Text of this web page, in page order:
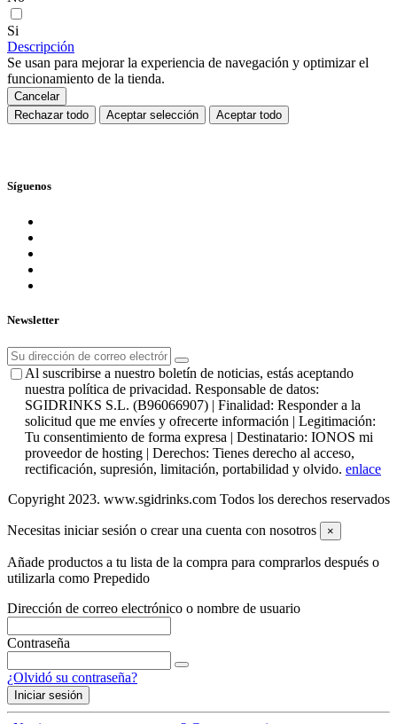
Si
Descripción
Se usan para mejorar la experiencia de navegación y optimizar el
funcionamiento de la tienda.
Cancelar
Rechazar todo
Aceptar selección Aceptar todo
Síguenos
Newsletter
Al suscribirse a nuestro boletín de noticias, estás aceptando
nuestra política de privacidad. Responsable de datos:
SGIDRINKS S.L. (B96066907) | Finalidad: Responder a la
solicitud que me envíes y ofrecerte información | Legitimación:
Tu consentimiento de forma expresa | Destinatario: IONOS mi
proveedor de hosting | Derechos: Tienes derecho al acceso,
rectificación, supresión, limitación, portabilidad y olvido. enlace
Copyright 2023. www.sgidrinks.com Todos los derechos reservados
Necesitas iniciar sesión o crear una cuenta con nosotros ×
Añade productos a tu lista de la compra para comprarlos después o
utilizarla como Prepedido
Dirección de correo electrónico o nombre de usuario
Contraseña
¿Olvidó su contraseña?
Iniciar sesión